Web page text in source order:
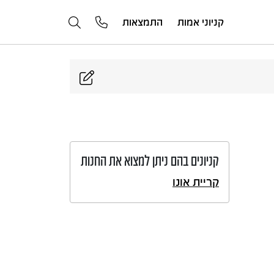
קניוני אמות התמצאות
קניונים בהם ניתן למצוא את החנות
קריית אונו